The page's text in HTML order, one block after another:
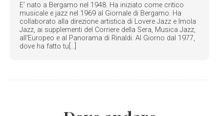
E’ nato a Bergamo nel 1948. Ha iniziato come critico
musicale e jazz nel 1969 al Giornale di Bergamo. Ha
collaborato alla direzione artistica di Lovere Jazz e Imola
Jazz, ai supplementi del Corriere della Sera, Musica Jazz,
all'Europeo e al Panorama di Rinaldi. Al Giorno dal 1977,
dove ha fatto tu[...]